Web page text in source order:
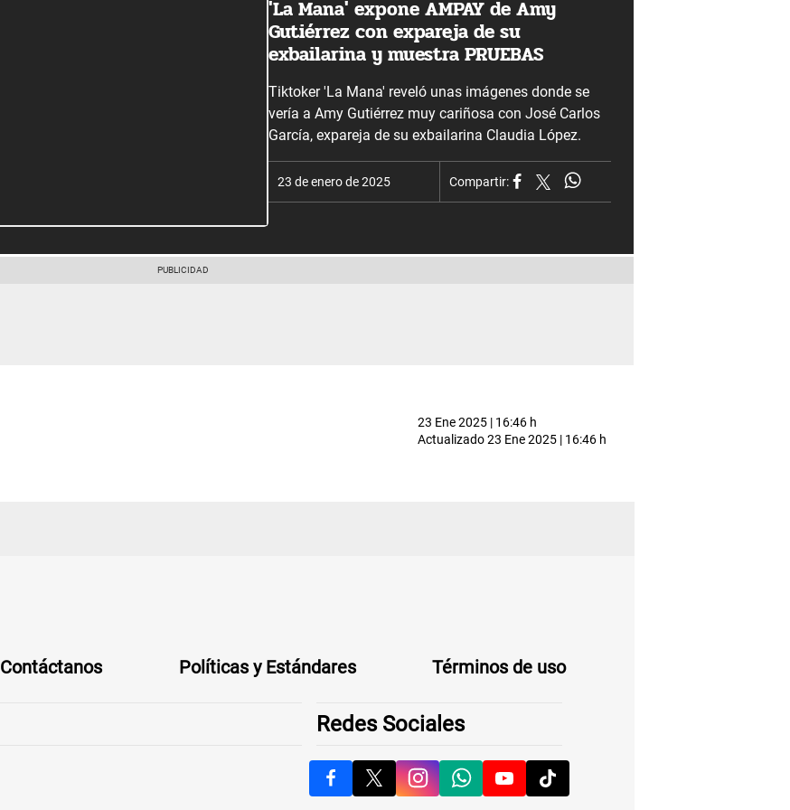
'La Mana' expone AMPAY de Amy
Gutiérrez con expareja de su
exbailarina y muestra PRUEBAS
Tiktoker 'La Mana' reveló unas imágenes donde se
vería a Amy Gutiérrez muy cariñosa con José Carlos
García, expareja de su exbailarina Claudia López.
23 de enero de 2025 Compartir:
23 Ene 2025 | 16:46 h
Actualizado23 Ene 2025 | 16:46 h
Contáctanos Políticas y Estándares Términos de uso
Redes Sociales